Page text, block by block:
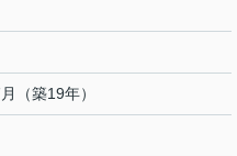
（築19年）